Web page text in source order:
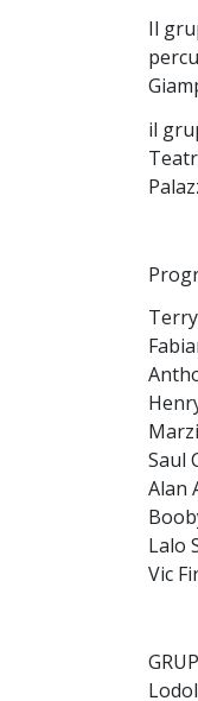
Il
il
Saul
Alan
Lalo
Vic